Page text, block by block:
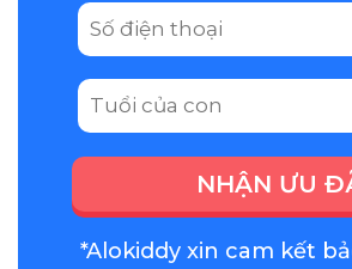
NHẬN ƯU
*Alokiddy xin cam kết